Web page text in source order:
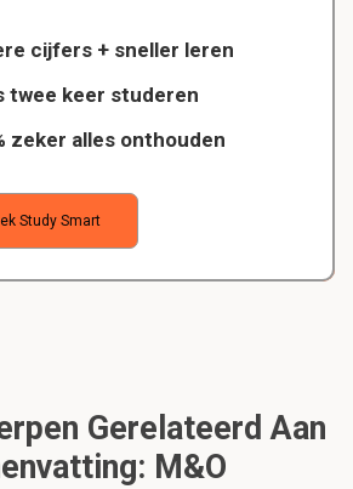
cijfers + sneller leren
twee keer studeren
zeker alles onthouden
Study Smart
Gerelateerd Aan
M&o